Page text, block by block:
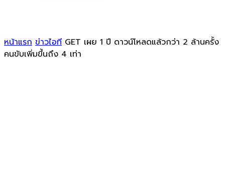
หน้าแรก ข่าวไอที GET เผย 1 ปี ดาวน์โหลดแล้วกว่า 2 ล้านครั้ง
คนขับเพิ่มขึ้นถึง 4 เท่า